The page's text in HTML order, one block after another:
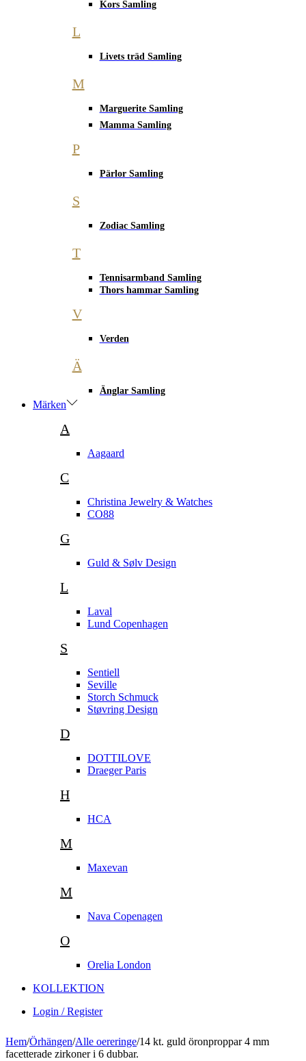
Kors Samling
L
Livets träd Samling
M
Marguerite Samling
Mamma Samling
P
Pärlor Samling
S
Zodiac Samling
T
Tennisarmband Samling
Thors hammar Samling
V
Verden
Ä
Änglar Samling
Märken
A
Aagaard
C
Christina Jewelry & Watches
CO88
G
Guld & Sølv Design
L
Laval
Lund Copenhagen
S
Sentiell
Seville
Storch Schmuck
Støvring Design
D
DOTTILOVE
Draeger Paris
H
HCA
M
Maxevan
M
Nava Copenagen
O
Orelia London
KOLLEKTION
Login / Register
Hem/Örhängen/Alle oereringe/14 kt. guld öronproppar 4 mm
facetterade zirkoner i 6 dubbar.